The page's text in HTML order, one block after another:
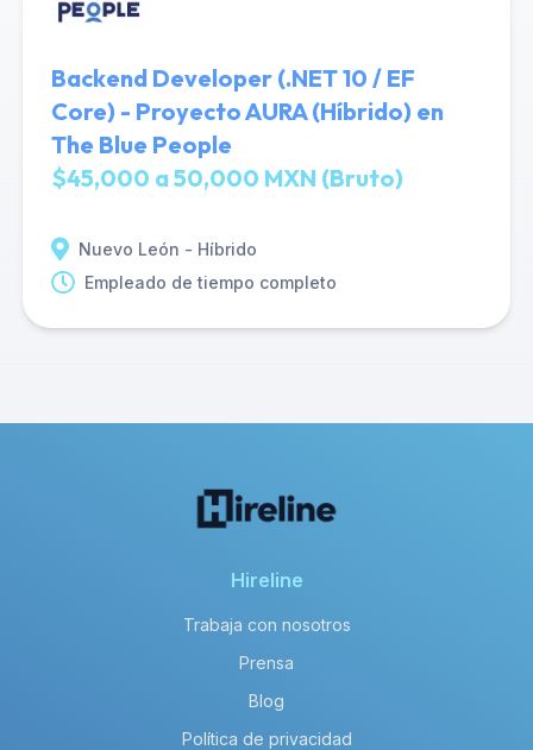
Backend Developer (.NET 10 / EF
Core) - Proyecto AURA (Híbrido) en
The Blue People
$45,000 a 50,000 MXN (Bruto)
Nuevo León - Híbrido
Empleado de tiempo completo
Hireline
Trabaja con nosotros
Prensa
Blog
Política de privacidad